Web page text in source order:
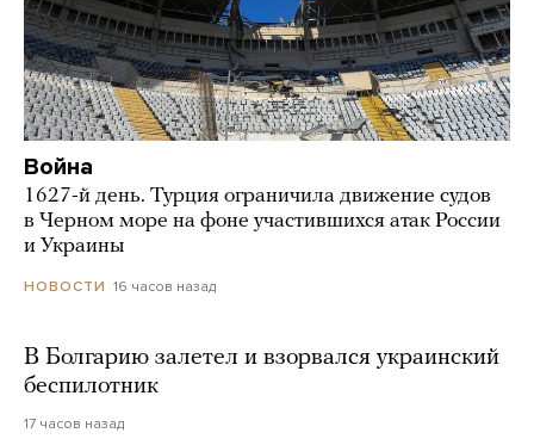
Война
1627-й день. Турция ограничила движение судов
в Черном море на фоне участившихся атак России
и Украины
НОВОСТИ 16 часов назад
В Болгарию залетел и взорвался украинский
беспилотник
17 часов назад